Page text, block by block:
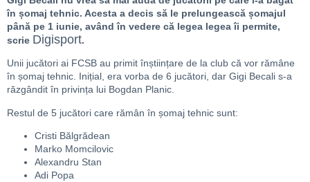
în șomaj tehnic. Acesta a decis să le prelungească șomajul
până pe 1 iunie, având în vedere că legea legea îi permite,
scrie Digisport.
Unii jucători ai FCSB au primit înștiințare de la club că vor rămâne
în șomaj tehnic. Inițial, era vorba de 6 jucători, dar Gigi Becali s-a
răzgândit în privința lui Bogdan Planic.
Restul de 5 jucători care rămân în șomaj tehnic sunt:
Cristi Bălgrădean
Marko Momcilovic
Alexandru Stan
Adi Popa